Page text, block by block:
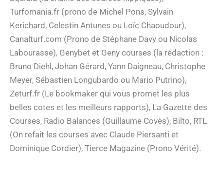
Turfomania.fr (prono de Michel Pons, Sylvain
Kerichard, Celestin Antunes ou Loïc Chaoudour),
Canalturf.com (Prono de Stéphane Davy ou Nicolas
Labourasse), Genybet et Geny courses (la rédaction :
Bruno Diehl, Johan Gérard, Yann Daigneau, Christophe
Meyer, Sébastien Longubardo ou Mario Putrino),
Zeturf.fr (Le bookmaker qui vous promet les plus
belles cotes et les meilleurs rapports), La Gazette des
Courses, Radio Balances (Guillaume Covès), Bilto, RTL
(On refait les courses avec Claude Piersanti et
Dominique Cordier), Tierce Magazine (Prono Vérité).